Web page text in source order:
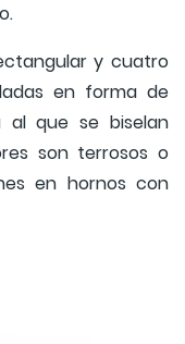
y cuatro
en forma de
al que se biselan
son terrosos o
en hornos con